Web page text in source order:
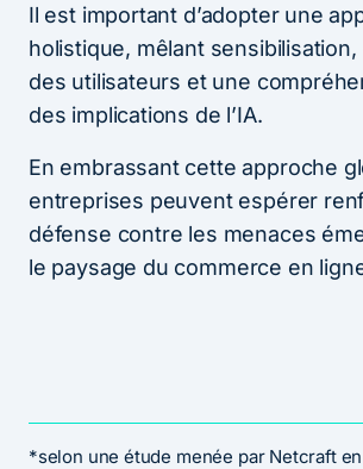
Il est important d’adopter une
holistique, mêlant
des utilisateurs et une
des implications de l’IA.
En embrassant cette approche
entreprises peuvent espérer
défense contre les menaces
le paysage du commerce en
*selon une étude menée par Netcraft